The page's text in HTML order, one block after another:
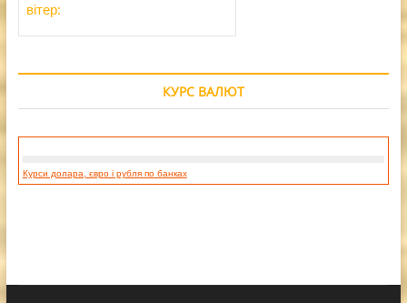
вітер:
КУРС ВАЛЮТ
Курси долара, євро і рубля по банках